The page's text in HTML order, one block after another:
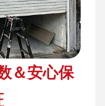
＆安心保